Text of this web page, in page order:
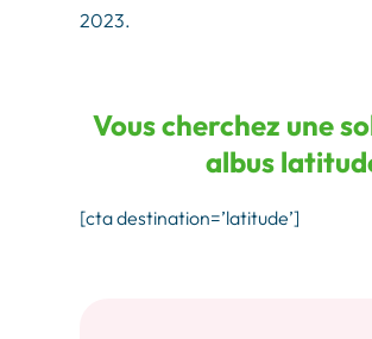
2023.
Vous cherchez une
albus
[cta destination=’latitude’]